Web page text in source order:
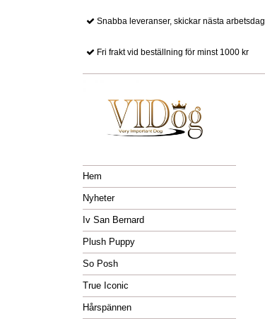
Snabba leveranser, skickar nästa arbetsdag
Fri frakt vid beställning för minst 1000 kr
Hem
Nyheter
Iv San Bernard
Plush Puppy
So Posh
True Iconic
Hårspännen